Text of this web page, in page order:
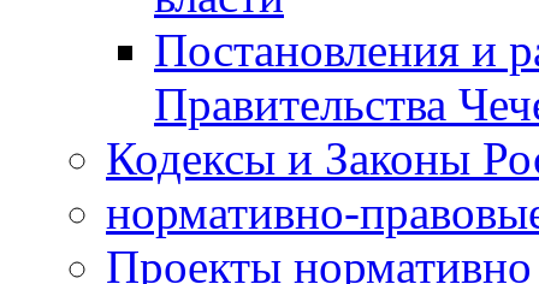
Постановления и
Правительства
Кодексы и Законы
нормативно-
Проекты